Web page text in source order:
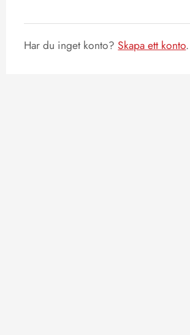
Har du inget konto?Skapa ett konto.